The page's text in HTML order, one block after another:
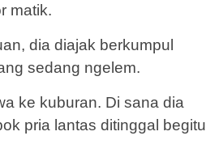
matik.
dia diajak berkumpul
sedang ngelem.
ke kuburan. Di sana dia
pria lantas ditinggal begitu